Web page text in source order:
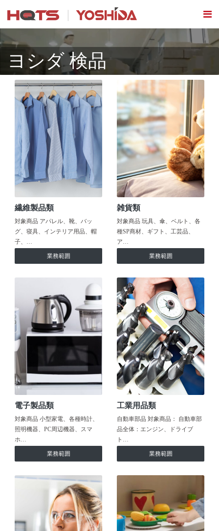
ヨシダ 検品
繊維製品類
対象商品 アパレル、靴、バッ
グ、寝具、インテリア用品、帽
子、…
業務範囲
雑貨類
対象商品 玩具、傘、ベルト、各
種SP商材、ギフト、工芸品、
ア…
業務範囲
電子製品類
対象商品 小型家電、各種時計、
照明機器、PC周辺機器、スマ
ホ…
業務範囲
工業用品類
自動車部品 対象商品： 自動車部
品全体：エンジン、ドライブ
ト…
業務範囲